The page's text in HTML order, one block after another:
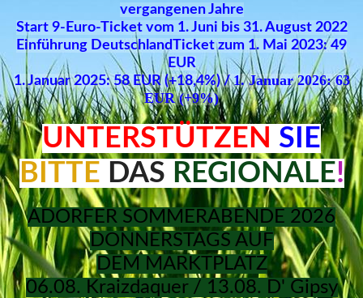
vergangenen Jahre
Start 9-Euro-Ticket vom 1. Juni bis 31. August 2022
Einführung DeutschlandTicket zum 1. Mai 2023: 49
EUR
1. Januar 2025: 58 EUR (+18,4%) /1. Januar 2026: 63
EUR (+9%)
UNTERSTÜTZEN SIE
BITTE DAS REGIONALE!
ADORFER SOMMERABENDE 2026
DONNERSTAGS AUF
DEM MARKTPLATZ
06.08. Kraizdaquer / 13.08. D' Gipsy